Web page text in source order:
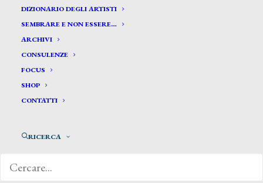
DIZIONARIO DEGLI ARTISTI
SEMBRARE E NON ESSERE…
ARCHIVI
CONSULENZE
FOCUS
SHOP
CONTATTI
RICERCA
Arcolin G.